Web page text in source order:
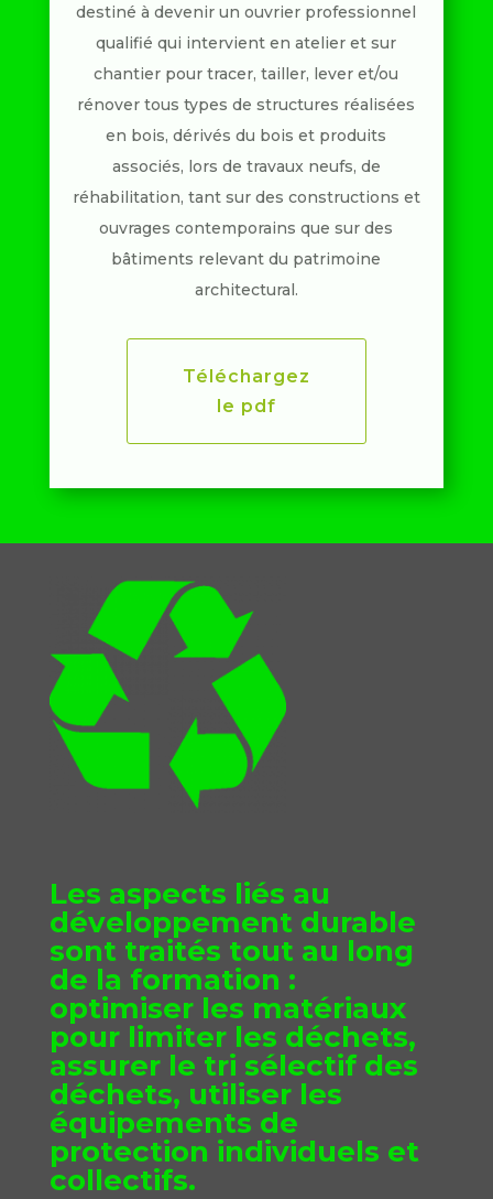
destiné à devenir un ouvrier professionnel
qualifié qui intervient en atelier et sur
chantier pour tracer, tailler, lever et/ou
rénover tous types de structures réalisées
en bois, dérivés du bois et produits
associés, lors de travaux neufs, de
réhabilitation, tant sur des constructions et
ouvrages contemporains que sur des
bâtiments relevant du patrimoine
architectural.
Téléchargez
le pdf
Les aspects liés au
développement durable
sont traités tout au long
de la formation :
optimiser les matériaux
pour limiter les déchets,
assurer le tri sélectif des
déchets, utiliser les
équipements de
protection individuels et
collectifs.